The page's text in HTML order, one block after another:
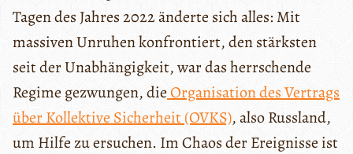
Tagen des Jahres 2022 änderte sich alles: Mit
massiven Unruhen konfrontiert, den stärksten
seit der Unabhängigkeit, war das herrschende
Regime gezwungen, dieOrganisation des Vertrags
über Kollektive Sicherheit (OVKS), also Russland,
um Hilfe zu ersuchen. Im Chaos der Ereignisse ist